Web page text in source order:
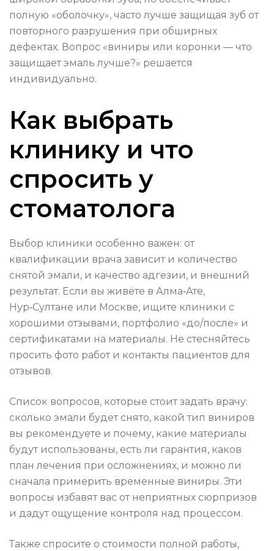
полную «оболочку», часто лучше защищая зуб от
повторного разрушения при обширных
дефектах. Вопрос «виниры или коронки — что
защищает эмаль лучше?» решается
индивидуально.
Как выбрать
клинику и что
спросить у
стоматолога
Выбор клиники особенно важен: от
квалификации врача зависит и количество
снятой эмали, и качество адгезии, и внешний
результат. Если вы живёте в Алма‑Ате,
Нур‑Султане или Москве, ищите клиники с
хорошими отзывами, портфолио «до/после» и
сертификатами на материалы. Не стесняйтесь
просить фото работ и контакты пациентов для
отзывов.
Список вопросов, которые стоит задать врачу:
сколько эмали будет снято, какой тип виниров
вы рекомендуете и почему, какие материалы
будут использованы, есть ли гарантия, каков
план лечения при осложнениях, и можно ли
сначала примерить временные виниры. Эти
вопросы избавят вас от неприятных сюрпризов
и дадут ощущение контроля над процессом.
Также спросите о стоимости полной работы,